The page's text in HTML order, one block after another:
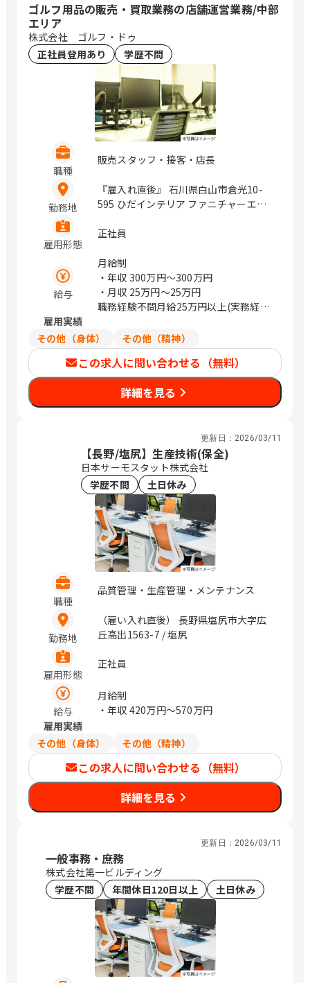
ゴルフ用品の販売・買取業務の店舗運営業務/中部
エリア
株式会社 ゴルフ・ドゥ
正社員登用あり
学歴不問
職種
販売スタッフ・接客・店長
勤務地
『雇入れ直後』 石川県白山市倉光10-
595 ひだインテリア ファニチャーエク
439 山梨県富士吉田市上吉田4247-7 長
1847-1 静岡県浜松市中央区泉3-1-43 静
岡県焼津市柳新屋843 静岡県沼津市大岡
2871-9 愛知県名古屋市熱田区一番3-7-6
愛知県名古屋市緑区平手南1-418 愛知県
原20-1 愛知県岡崎市上里2-1-9 愛知県
豊田市広路町2-20 愛知県安城市今本町
4-10-1 愛知県春日井市八田町8-3-10 愛
知県半田市宮本町6-202-7 / 松任、酒
折、富士山、松本、上田、上島、焼津、
大岡、六番町、徳重、杁ヶ池公園、西
雇用形態
正社員
給与
月給制
・年収 300万円〜300万円
・月収 25万円〜25万円
職務経験不問月給25万円以上(実務経験
雇用実績
その他（身体）
その他（精神）
この求人に問い合わせる（無料）
詳細を見る
更新日： 2026/03/11
【長野/塩尻】生産技術(保全)
日本サーモスタット株式会社
学歴不問
土日休み
職種
品質管理・生産管理・メンテナンス
勤務地
（雇い入れ直後） 長野県塩尻市大字広
丘高出1563-7 / 塩尻
雇用形態
正社員
給与
月給制
・年収 420万円〜570万円
雇用実績
その他（身体）
その他（精神）
この求人に問い合わせる（無料）
詳細を見る
更新日： 2026/03/11
一般事務・庶務
株式会社第一ビルディング
学歴不問
年間休日120日以上 土日休み